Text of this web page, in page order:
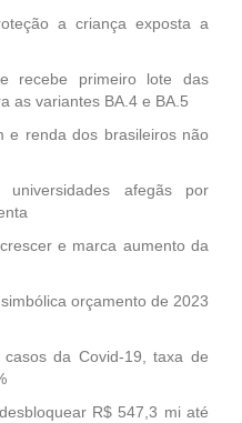
a criança exposta a
recebe primeiro lote das
as variantes BA.4 e BA.5
e renda dos brasileiros não
afegãs por
e marca aumento da
orçamento de 2023
da Covid-19, taxa de
R$ 547,3 mi até